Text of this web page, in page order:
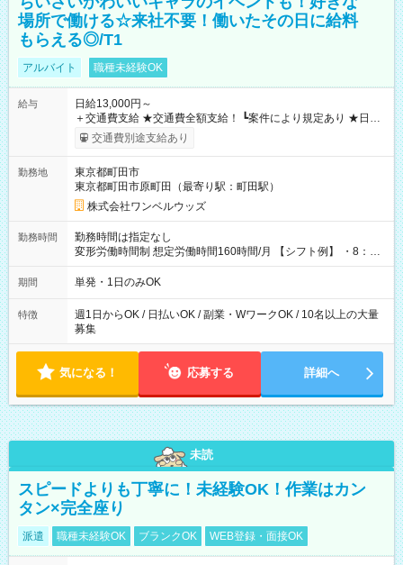
場所で働ける☆来社不要！働いたその日に給料
もらえる◎/T1
アルバイト 職種未経験OK
給与
日給13,000円～
＋交通費支給 ★交通費全額支給！ ┗案件により規定あり ★日払
いOK！（規定あり） ┗働いたその日に現金GET♪ お仕事後はコ
ンビニATMから 日払い分を引き落とせます！ 【試用期間】試
交通費別途支給あり
勤務地
東京都町田市
東京都町田市原町田（最寄り駅：町田駅）
株式会社ワンベルウッズ
勤務時間
勤務時間は指定なし
変形労働時間制 想定労働時間160時間/月 【シフト例】 ・8：00
～21：00
期間 単発・1日のみOK
特徴
週1日からOK / 日払いOK / 副業・WワークOK / 10名以上の大量
募集
気になる！ 応募する 詳細へ
未読
スピードよりも丁寧に！未経験OK！作業はカン
タン×完全座り
派遣 職種未経験OK ブランクOK WEB登録・面接OK